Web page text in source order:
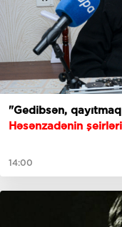
"Gedibsәn, qayıtmaq
Həsənzadənin şeirləri
14:00